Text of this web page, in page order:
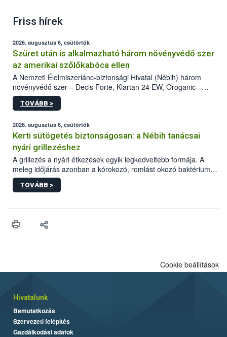
Friss hírek
2026. augusztus 6, csütörtök
Szüret után is alkalmazható három növényvédő szer
az amerikai szőlőkabóca ellen
A Nemzeti Élelmiszerlánc-biztonsági Hivatal (Nébih) három
növényvédő szer – Decis Forte, Klartan 24 EW, Oroganic –
engedélyokiratát módosította, így azok a szüretet követően,
egészen a vesszőérettség (BBCH 91) stádiumáig
érésű szőlőkben is legyen lehetőség a károsító elleni további
védekezésre. Az Oroganic készítmény kis kiszerelésben kiskerti
felhasználók számára is elérhető és ökológiai termesztésben is
engedélyezett.
TOVÁBB >
2026. augusztus 6, csütörtök
Kerti sütögetés biztonságosan: a Nébih tanácsai
nyári grillezéshez
A grillezés a nyári étkezések egyik legkedveltebb formája. A
meleg időjárás azonban a kórokozó, romlást okozó baktériumok
gyorsabb szaporodásának is kedvez. A szabadtéri sütögetés
ezért nem csupán a megfelelő sütési technikáról szól: legalább
higiéniai szabályok betartása, a megfelelő hőkezelés, valamint a
biztonsági Hivatal (Nébih) Oktatási Programja összegyűjtötte a
TOVÁBB >
Cookie beállítások
Hivatalunk
Bemutatkozás
Szervezeti felépítés
Gazdálkodási adatok